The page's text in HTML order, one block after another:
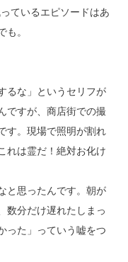
ているエピソードはあ
も。
るな」というセリフが
ですが、商店街での撮
す。現場で照明が割れ
れは霊だ！絶対お化け
と思ったんです。朝が
数分だけ遅れたしまっ
った」っていう嘘をつ